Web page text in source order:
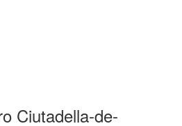
Ciutadella-de-